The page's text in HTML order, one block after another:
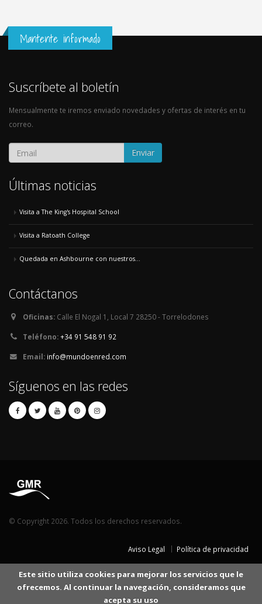
Mantente informado
Suscríbete al boletín
Mensualmente te iremos enviado novedades y ofertas de interés en tu
correo.
Enviar
Últimas noticias
Visita a The King's Hospital School
Visita a Ratoath College
Quedada en Ashbourne con nuestros...
Contáctanos
Oficinas: Calle El Nogal 1, Local 7 28250 - Torrelodones
Teléfono:+34 91 548 91 92
Email: info@mundoenred.com
Síguenos en las redes
© Copyright 2026. Todos los derechos reservados.
Aviso Legal Política de privacidad
Este sitio utiliza cookies para mejorar los servicios que le
ofrecemos. Al continuar la navegación, consideramos que
acepta su uso